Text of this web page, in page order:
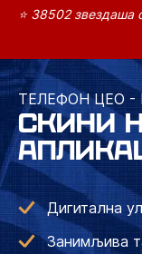
⭐ 38502 звездаша
ТЕЛЕФОН ЦЕО -
СКИНИ
Дигитална
Занимљива